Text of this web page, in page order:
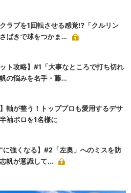
ラブを1回転させる感覚!?「クルリン
ばきで球をつかま...
ット攻略】#1「大事なところで打ち切れ
の悩みを名手・藤...
】軸が整う！トッププロも愛用するデサ
袖ポロを1名様に
に強くなる】#2「左奥」へのミスを防
帆が意識して...